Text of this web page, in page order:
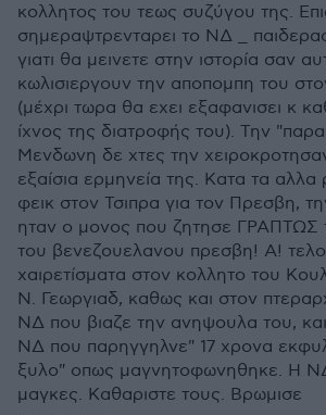
κολλητος του τεως συζύγου της.
σημεραψτρενταρει το ΝΔ _
γιατι θα μεινετε στην ιστορία σαν
κωλισιεργουν την αποπομπη του
(μέχρι τωρα θα εχει εξαφανισει κ
ίχνος της διατροφής του). Την
Μενδωνη δε χτες την
εξαίσια ερμηνεία της. Κατα τα αλλα
φεικ στον Τσιπρα για τον Πρεσβη,
ηταν ο μονος που ζητησε ΓΡΑΠΤΩΣ
του βενεζουελανου πρεσβη! Α!
χαιρετίσματα στον κολλητο του
Ν. Γεωργιαδ, καθως και στον
ΝΔ που βιαζε την ανηψουλα του,
ΝΔ που παρηγγηλνε" 17 χρονα
ξυλο" οπως μαγνητοφωνηθηκε. Η
μαγκες. Καθαριστε τους. Βρωμισε